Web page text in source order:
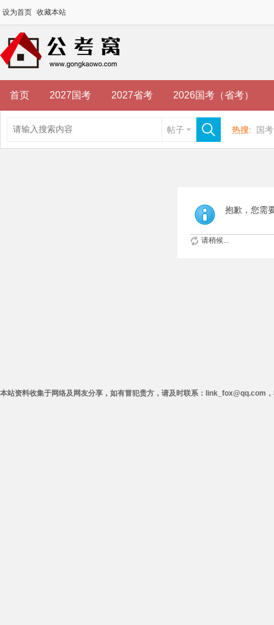
设为首页 收藏本站
首页 2027国考 2027省考 2026国考（省考）
帖子 热搜: 国考
抱歉，您需
请稍候...
本站资料收集于网络及网友分享，如有冒犯贵方，请及时联系：link_fox@qq.com